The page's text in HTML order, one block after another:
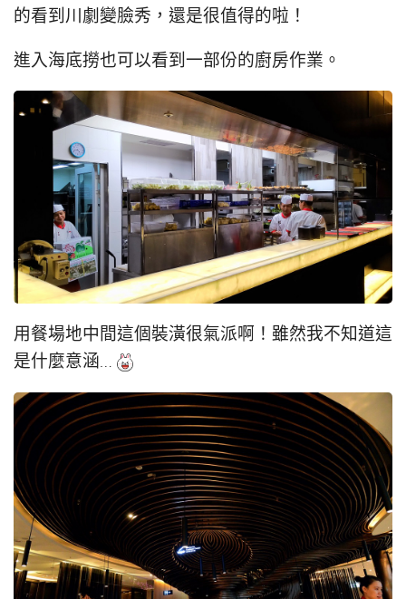
的看到川劇變臉秀，還是很值得的啦！
進入海底撈也可以看到一部份的廚房作業。
用餐場地中間這個裝潢很氣派啊！雖然我不知道這
是什麼意涵…